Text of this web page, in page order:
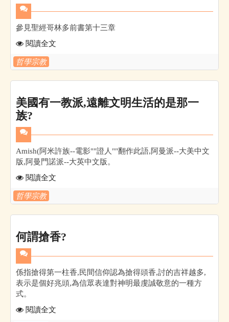
參見聖經哥林多前書第十三章
閱讀全文
哲學宗教
美國有一教派,遠離文明生活的是那一
族?
Amish(阿米許族--電影""證人""翻作此語,阿曼派--大美中文
版,阿曼門諾派--大英中文版。
閱讀全文
哲學宗教
何謂搶香?
係指搶得第一柱香,民間信仰認為搶得頭香,討的吉祥越多,
表示是個好兆頭,為信眾表達對神明最虔誠敬意的一種方
式。
閱讀全文